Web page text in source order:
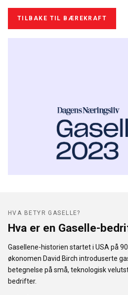
TILBAKE TIL BÆREKRAFT
HVA BETYR GASELLE?
Hva er en Gaselle-
Gasellene-historien startet i USA på
økonomen David Birch introduserte
betegnelse på små, teknologisk
bedrifter.